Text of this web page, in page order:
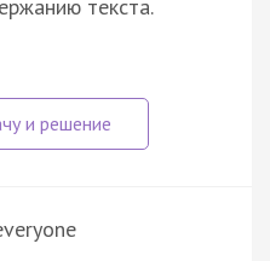
текста.